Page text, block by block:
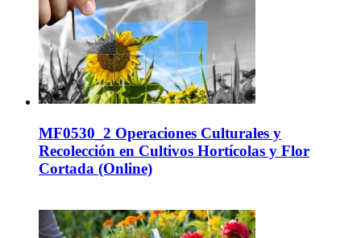
MF0530_2 Operaciones Culturales y
Recolección en Cultivos Hortícolas y Flor
Cortada (Online)